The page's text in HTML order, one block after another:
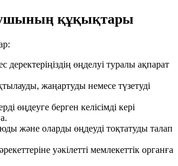
құқықтары
деректеріңіздің өңделуі туралы ақпарат
жаңартуды немесе түзетуді
өңдеуге берген келісімді кері
және оларды өңдеуді тоқтатуды талап
уәкілетті мемлекеттік органға